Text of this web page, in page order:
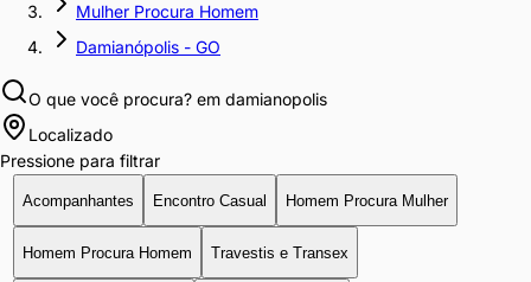
Mulher Procura Homem
Damianópolis - GO
O que você procura? em damianopolis
Localizado
Pressione para filtrar
Acompanhantes Encontro Casual Homem Procura Mulher
Homem Procura Homem Travestis e Transex